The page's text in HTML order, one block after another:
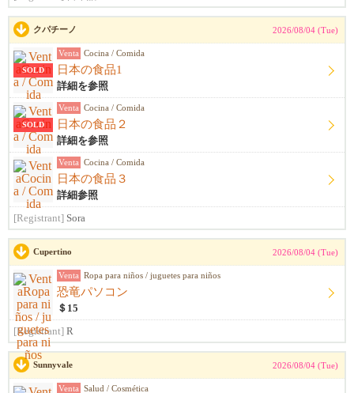
クパチーノ 2026/08/04 (Tue)
SOLD
Venta Cocina / Comida
日本の食品1
詳細を参照
SOLD
Venta Cocina / Comida
日本の食品２
詳細を参照
Venta Cocina / Comida
日本の食品３
詳細参照
[Registrant] Sora
Cupertino 2026/08/04 (Tue)
Venta Ropa para niños / juguetes para niños
恐竜パソコン
＄15
[Registrant] R
Sunnyvale 2026/08/04 (Tue)
Venta Salud / Cosmética